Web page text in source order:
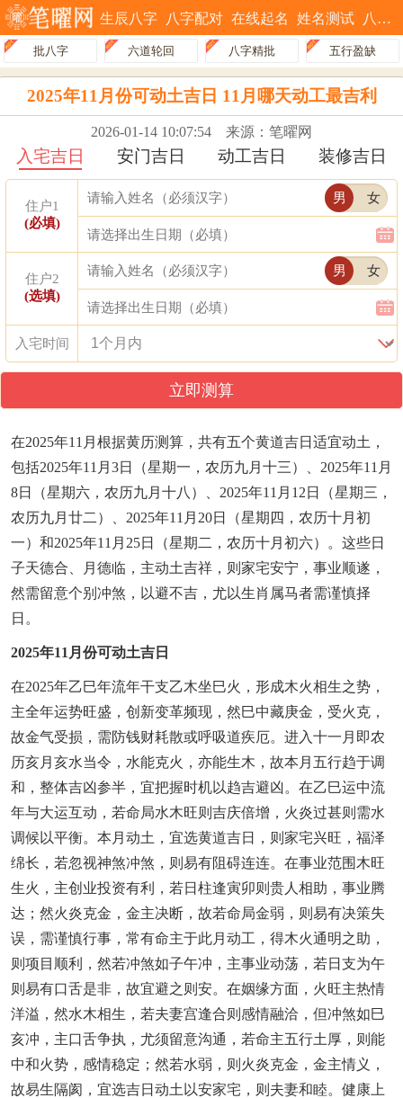
生辰八字 八字配对 在线起名 姓名测试 八字排盘
批八字 六道轮回 八字精批 五行盈缺
2025年11月份可动土吉日 11月哪天动工最吉利
2026-01-14 10:07:54 来源：笔曜网
入宅吉日 安门吉日 动工吉日 装修吉日
住户1
(必填)
男 女
住户2
(选填)
男 女
入宅时间
立即测算
在2025年11月根据黄历测算，共有五个黄道吉日适宜动土，
包括2025年11月3日（星期一，农历九月十三）、2025年11月
8日（星期六，农历九月十八）、2025年11月12日（星期三，
农历九月廿二）、2025年11月20日（星期四，农历十月初
一）和2025年11月25日（星期二，农历十月初六）。这些日
子天德合、月德临，主动土吉祥，则家宅安宁，事业顺遂，
然需留意个别冲煞，以避不吉，尤以生肖属马者需谨慎择
日。
2025年11月份可动土吉日
在2025年乙巳年流年干支乙木坐巳火，形成木火相生之势，
主全年运势旺盛，创新变革频现，然巳中藏庚金，受火克，
故金气受损，需防钱财耗散或呼吸道疾厄。进入十一月即农
历亥月亥水当令，水能克火，亦能生木，故本月五行趋于调
和，整体吉凶参半，宜把握时机以趋吉避凶。在乙巳运中流
年与大运互动，若命局水木旺则吉庆倍增，火炎过甚则需水
调候以平衡。本月动土，宜选黄道吉日，则家宅兴旺，福泽
绵长，若忽视神煞冲煞，则易有阻碍连连。在事业范围木旺
生火，主创业投资有利，若日柱逢寅卯则贵人相助，事业腾
达；然火炎克金，金主决断，故若命局金弱，则易有决策失
误，需谨慎行事，常有命主于此月动工，得木火通明之助，
则项目顺利，然若冲煞如子午冲，主事业动荡，若日支为午
则易有口舌是非，故宜避之则安。在姻缘方面，火旺主热情
洋溢，然水木相生，若夫妻宫逢合则感情融洽，但冲煞如巳
亥冲，主口舌争执，尤须留意沟通，若命主五行土厚，则能
中和火势，感情稳定；然若水弱，则火炎克金，金主情义，
故易生隔阂，宜选吉日动土以安家宅，则夫妻和睦。健康上